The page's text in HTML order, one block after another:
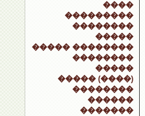
����
���������
��������
�����
����� ��������
��������
�����
����� (����)
��������
������
�������